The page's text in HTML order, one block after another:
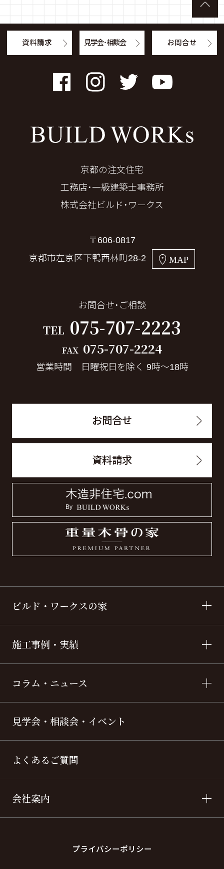
FacebookInstagramTwitter YouTube
京都の注文住宅
工務店・一級建築士事務所
株式会社ビルド・ワークス
〒606-0817
京都市左京区下鴨西林町28-2
MAP
お問合せ・ご相談
TEL 075-707-2223
FAX 075-707-2224
営業時間 日曜祝日を除く 9時～18時
お問合せ
資料請求
ビルド・ワークスの家
施工事例・実績
コラム・ニュース
見学会・相談会・イベント
よくあるご質問
会社案内
プライバシーポリシー
資料請求 見学会・相談会 お問合せ